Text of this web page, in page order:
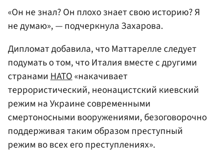
«Он не знал? Он плохо знает свою историю? Я
не думаю», — подчеркнула Захарова.
Дипломат добавила, что Маттарелле следует
подумать о том, что Италия вместе с другими
странамиНАТО«накачивает
террористический, неонацистский киевский
режим на Украине современными
смертоносными вооружениями, безоговорочно
поддерживая таким образом преступный
режим во всех его преступлениях».